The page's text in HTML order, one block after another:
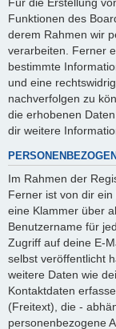
Funktionen des
derem Rahmen wir
verarbeiten. Ferner
bestimmte
und eine
nachverfolgen zu
die erhobenen
dir weitere
Im Rahmen der
Ferner ist von dir
eine Klammer über
Benutzername für
Zugriff auf deine E-
selbst veröffentlicht
weitere Daten wie
Kontaktdaten
(Freitext), die -
personenbezogene